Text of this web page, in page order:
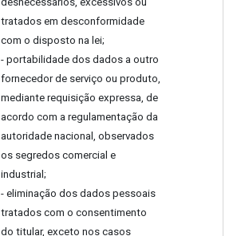
tratados em desconformidade
com o disposto na lei;
- portabilidade dos dados a outro
fornecedor de serviço ou produto,
mediante requisição expressa, de
acordo com a regulamentação da
autoridade nacional, observados
os segredos comercial e
industrial;
- eliminação dos dados pessoais
tratados com o consentimento
do titular, exceto nos casos